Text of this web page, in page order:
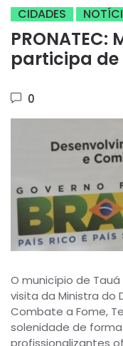
CIDADES
PRONATEC:
participa de
0
O município de
visita da Ministra do
Combate a Fome,
solenidade de
profissionalizantes